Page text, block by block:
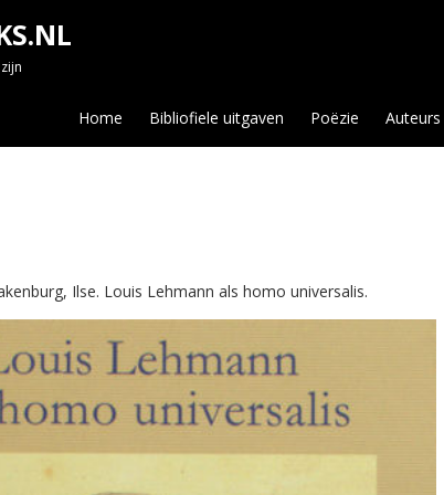
Home Bibliofiele uitgaven Poëzie Auteurs
Ilse. Louis Lehmann als homo universalis.